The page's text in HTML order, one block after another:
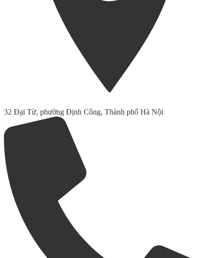
32 Đại Từ, phường Định Công, Thành phố Hà Nội